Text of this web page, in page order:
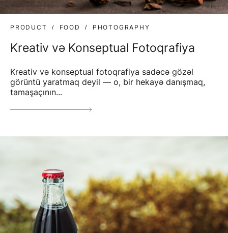
PRODUCT FOOD PHOTOGRAPHY
Kreativ və Konseptual Fotoqrafiya
Kreativ və konseptual fotoqrafiya sadəcə gözəl
görüntü yaratmaq deyil — o, bir hekayə danışmaq,
tamaşaçının...